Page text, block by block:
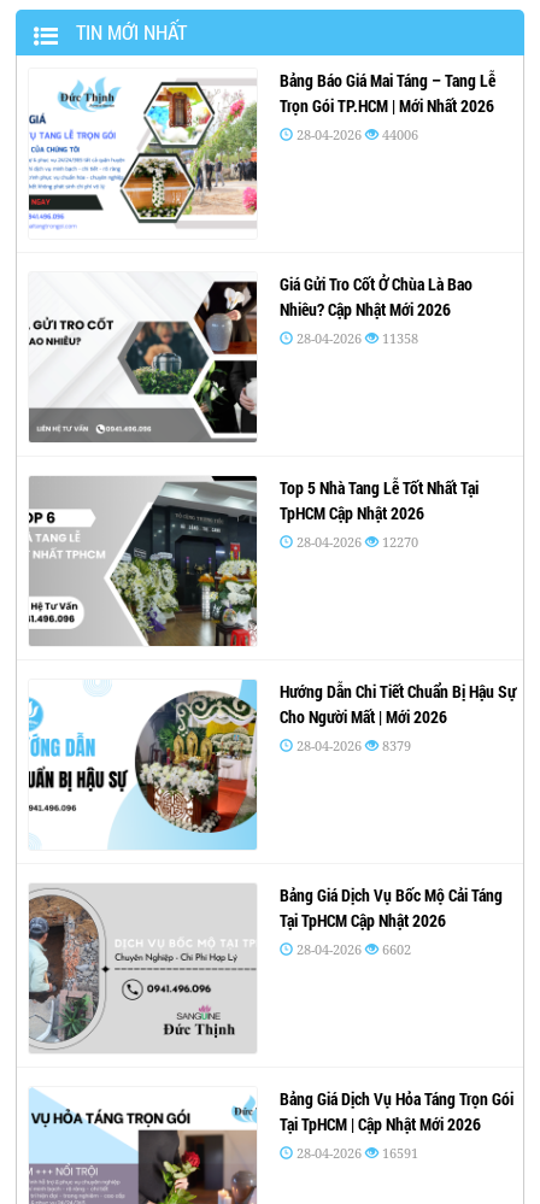
TIN MỚI NHẤT
Bảng Báo Giá Mai Táng – Tang Lễ
Trọn Gói TP.HCM | Mới Nhất 2026
28-04-2026 44006
Giá Gửi Tro Cốt Ở Chùa Là Bao
Nhiêu? Cập Nhật Mới 2026
28-04-2026 11358
Top 5 Nhà Tang Lễ Tốt Nhất Tại
TpHCM Cập Nhật 2026
28-04-2026 12270
Hướng Dẫn Chi Tiết Chuẩn Bị Hậu Sự
Cho Người Mất | Mới 2026
28-04-2026 8379
Bảng Giá Dịch Vụ Bốc Mộ Cải Táng
Tại TpHCM Cập Nhật 2026
28-04-2026 6602
Bảng Giá Dịch Vụ Hỏa Táng Trọn Gói
Tại TpHCM | Cập Nhật Mới 2026
28-04-2026 16591